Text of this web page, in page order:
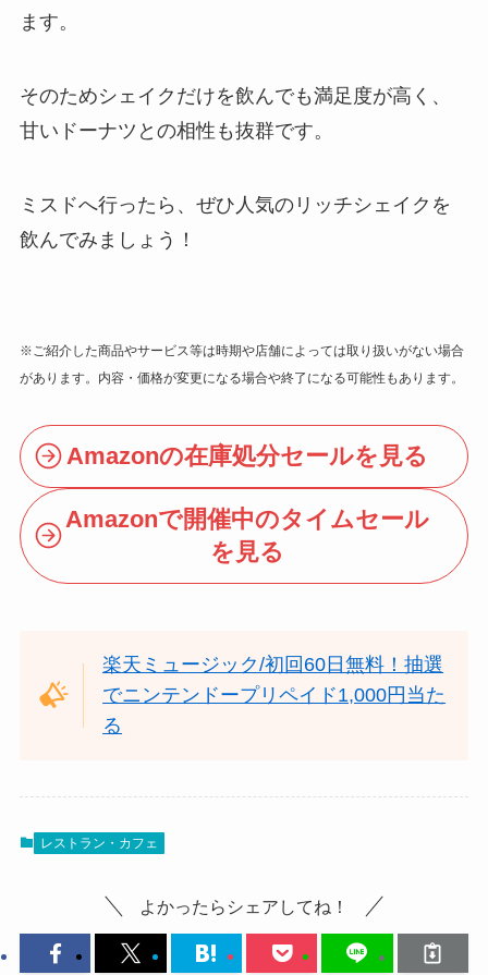
ます。
そのためシェイクだけを飲んでも満足度が高く、
甘いドーナツとの相性も抜群です。
ミスドへ行ったら、ぜひ人気のリッチシェイクを
飲んでみましょう！
※ご紹介した商品やサービス等は時期や店舗によっては取り扱いがない場合
があります。内容・価格が変更になる場合や終了になる可能性もあります。
Amazonの在庫処分セールを見る
Amazonで開催中のタイムセール
を見る
楽天ミュージック/初回60日無料！抽選
でニンテンドープリペイド1,000円当た
る
レストラン・カフェ
よかったらシェアしてね！